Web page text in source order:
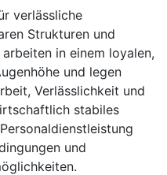
verlässliche
Strukturen und
in einem loyalen,
und legen
Verlässlichkeit und
stabiles
und